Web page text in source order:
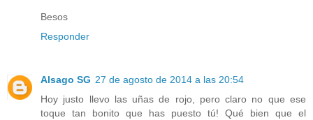
Besos
Responder
Alsago SG 27 de agosto de 2014 a las 20:54
Hoy justo llevo las uñas de rojo, pero claro no que ese
toque tan bonito que has puesto tú! Qué bien que el